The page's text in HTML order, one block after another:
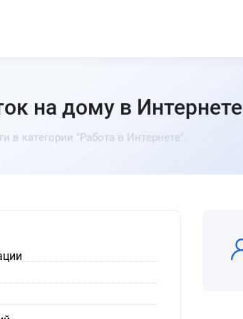
на дому в Интернете
в категории "Работа в Интернете".